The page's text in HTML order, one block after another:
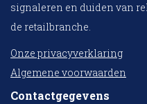
signaleren en duiden van
de retailbranche.
Onze privacyverklaring
Algemene voorwaarden
Contactgegevens